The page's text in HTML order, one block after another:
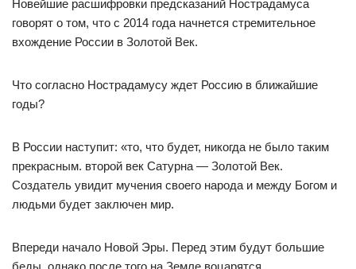
Новейшие расшифровки предсказаний Нострадамуса
говорят о том, что с 2014 года начнется стремительное
вхождение России в Золотой Век.
Что согласно Нострадамусу ждет Россию в ближайшие
годы?
В России наступит: «то, что будет, никогда не было таким
прекрасным. второй век Сатурна — Золотой Век.
Создатель увидит мучения своего народа и между Богом и
людьми будет заключен мир.
Впереди начало Новой Эры. Перед этим будут большие
беды, однако после того на Земле воцарятся